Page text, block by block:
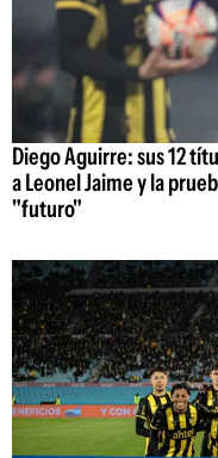
Diego Aguirre: sus 12
a Leonel Jaime y la
"futuro"